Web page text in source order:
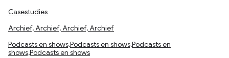
Casestudies
Archief, Archief, Archief, Archief
Podcasts en shows,Podcasts en shows,Podcasts en
shows,Podcasts en shows